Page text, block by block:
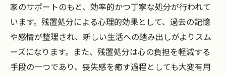
家のサポートのもと、効率的かつ丁寧な処分が行われて
います。残置処分による心理的効果として、過去の記憶
や感情が整理され、新しい生活への踏み出しがよりスム
ーズになります。また、残置処分は心の負担を軽減する
手段の一つであり、喪失感を癒す過程としても大変有用